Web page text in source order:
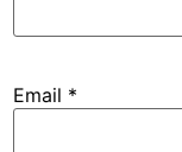
Email *